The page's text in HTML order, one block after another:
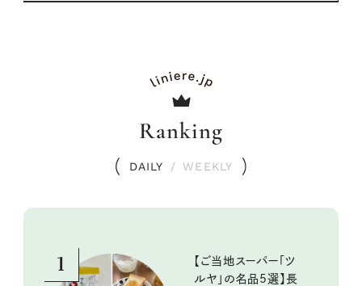
Ranking
DAILY / WEEKLY
1
【ご当地スーパー「ツ
ルヤ」の名品5選】長